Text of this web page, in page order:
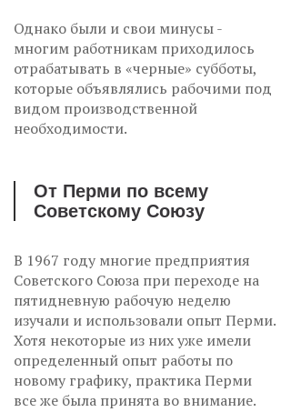
Однако были и свои минусы -
многим работникам приходилось
отрабатывать в «черные» субботы,
которые объявлялись рабочими под
видом производственной
необходимости.
От Перми по всему
Советскому Союзу
В 1967 году многие предприятия
Советского Союза при переходе на
пятидневную рабочую неделю
изучали и использовали опыт Перми.
Хотя некоторые из них уже имели
определенный опыт работы по
новому графику, практика Перми
все же была принята во внимание.